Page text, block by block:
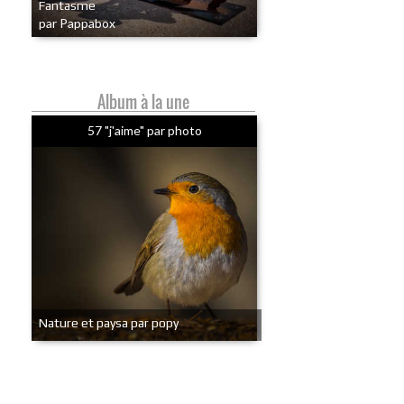
Fantasme
par Pappabox
Album à la une
57 "j'aime" par photo
Nature et paysa par popy